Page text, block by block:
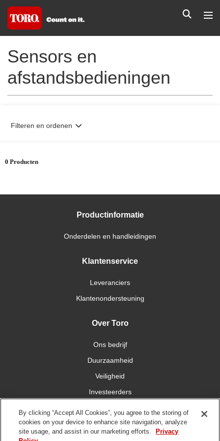
Sensors en
afstandsbedieningen
0 Producten
Filteren en ordenen
Productinformatie
Onderdelen en handleidingen
Klantenservice
Leveranciers
Klantenondersteuning
Over Toro
Ons bedrijf
Duurzaamheid
Veiligheid
Investeerders
Maak contact met ons
By clicking “Accept All Cookies”, you agree to the storing of
cookies on your device to enhance site navigation, analyze
site usage, and assist in our marketing efforts.
Privacy